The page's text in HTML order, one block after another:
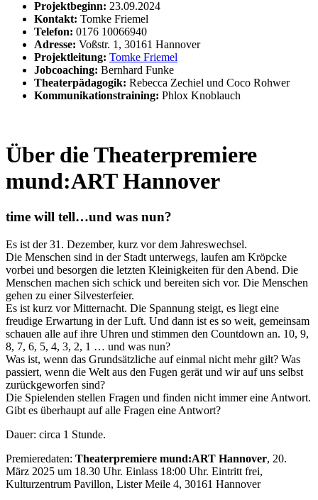
Projektbeginn: 23.09.2024
Kontakt: Tomke Friemel
Telefon: 0176 10066940
Adresse: Voßstr. 1, 30161 Hannover
Projektleitung: Tomke Friemel
Jobcoaching: Bernhard Funke
Theaterpädagogik: Rebecca Zechiel und Coco Rohwer
Kommunikationstraining: Phlox Knoblauch
Über die Theaterpremiere
mund:ART Hannover
time will tell…und was nun?
Es ist der 31. Dezember, kurz vor dem Jahreswechsel.
Die Menschen sind in der Stadt unterwegs, laufen am Kröpcke
vorbei und besorgen die letzten Kleinigkeiten für den Abend. Die
Menschen machen sich schick und bereiten sich vor. Die Menschen
gehen zu einer Silvesterfeier.
Es ist kurz vor Mitternacht. Die Spannung steigt, es liegt eine
freudige Erwartung in der Luft. Und dann ist es so weit, gemeinsam
schauen alle auf ihre Uhren und stimmen den Countdown an. 10, 9,
8, 7, 6, 5, 4, 3, 2, 1 … und was nun?
Was ist, wenn das Grundsätzliche auf einmal nicht mehr gilt? Was
passiert, wenn die Welt aus den Fugen gerät und wir auf uns selbst
zurückgeworfen sind?
Die Spielenden stellen Fragen und finden nicht immer eine Antwort.
Gibt es überhaupt auf alle Fragen eine Antwort?
Dauer: circa 1 Stunde.
Premieredaten: Theaterpremiere mund:ART Hannover, 20.
März 2025 um 18.30 Uhr. Einlass 18:00 Uhr. Eintritt frei,
Kulturzentrum Pavillon, Lister Meile 4, 30161 Hannover